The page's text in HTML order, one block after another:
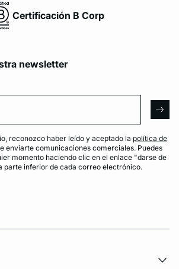
Certificación B Corp
newsletter
reconozco haber leído y aceptado la política de
enviarte comunicaciones comerciales. Puedes
momento haciendo clic en el enlace "darse de
parte inferior de cada correo electrónico.